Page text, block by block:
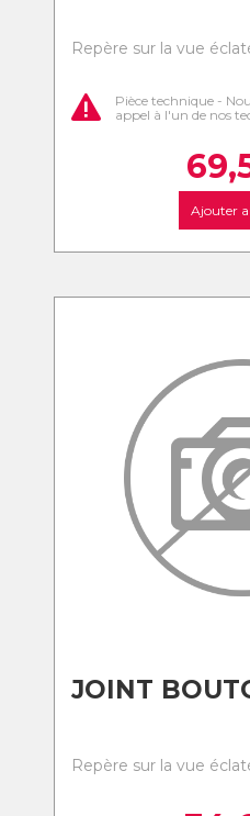
Repère sur la vue
Pièce technique -
appel à l'un de nos
Ajouter
JOINT
Repère sur la vue